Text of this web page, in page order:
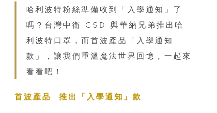
哈利波特粉絲準備收到「入學通知」了
嗎？台灣中衛 CSD 與華納兄弟推出哈
利波特口罩，而首波產品「入學通知
款」，讓我們重溫魔法世界回憶，一起來
看看吧！
首波產品 推出「入學通知」款